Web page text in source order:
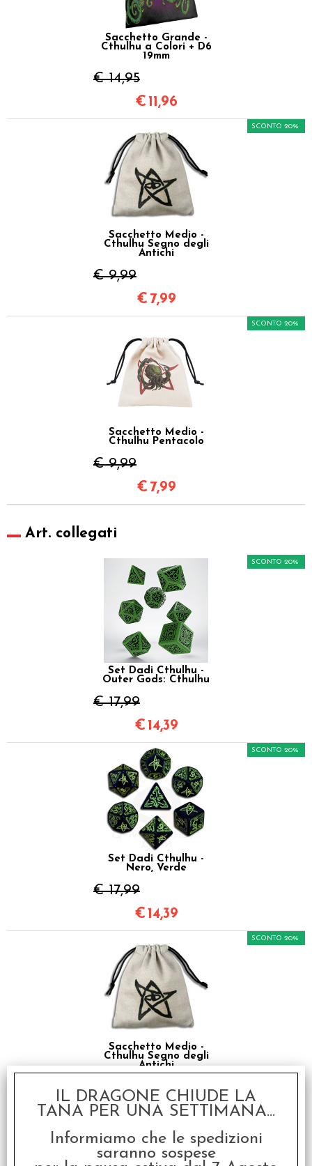
Sacchetto Grande -
Cthulhu a Colori + D6
19mm
€ 14,95
€ 11,96
Sacchetto Medio -
Cthulhu Segno degli
Antichi
€ 9,99
SCONTO 20%
€ 7,99
Sacchetto Medio -
Cthulhu Pentacolo
€ 9,99
SCONTO 20%
€ 7,99
Art. collegati
Set Dadi Cthulhu -
Outer Gods: Cthulhu
€ 17,99
SCONTO 20%
€ 14,39
Set Dadi Cthulhu -
Nero, Verde
€ 17,99
SCONTO 20%
€ 14,39
Sacchetto Medio -
Cthulhu Segno degli
Antichi
€ 9,99
SCONTO 20%
€ 7,99
I clienti che hanno acquistato questo
IL DRAGONE CHIUDE LA
TANA PER UNA SETTIMANA...
Informiamo che le spedizioni
saranno sospese